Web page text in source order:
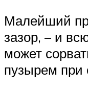
Малейший
зазор, – и
может
пузырем при